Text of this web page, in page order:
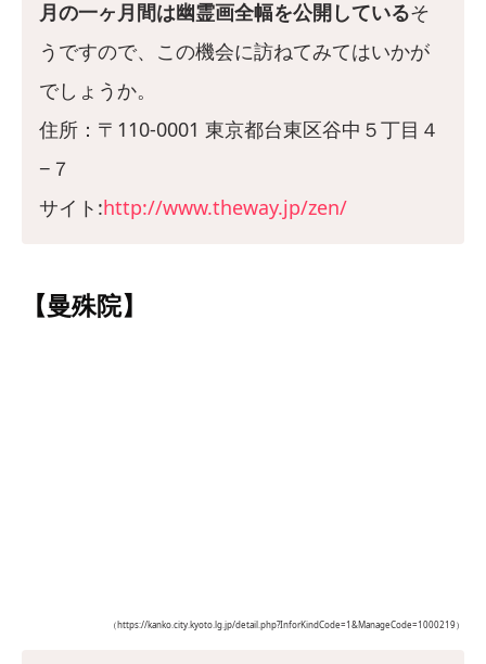
月の一ヶ月間は幽霊画全幅を公開しているそ
うですので、この機会に訪ねてみてはいかが
でしょうか。
住所：〒110-0001 東京都台東区谷中５丁目４
−７
サイト:http://www.theway.jp/zen/
【曼殊院】
（https://kanko.city.kyoto.lg.jp/detail.php?InforKindCode=1&ManageCode=1000219）